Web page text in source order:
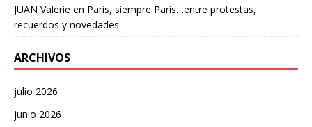
JUAN Valerie en París, siempre París…entre protestas,
recuerdos y novedades
ARCHIVOS
julio 2026
junio 2026